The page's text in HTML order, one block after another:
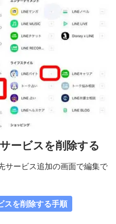
ービスを削除する
サービス追加の画面で編集で
スを削除する手順